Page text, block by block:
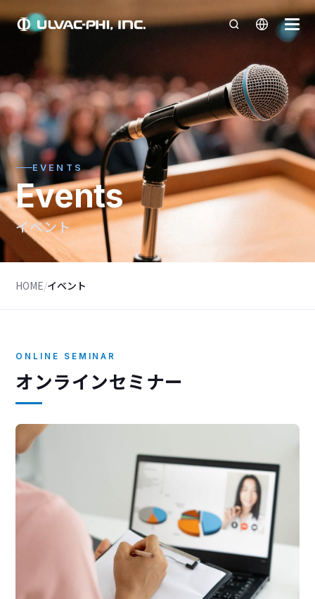
EVENTS
Events
イベント
HOME/イベント
ONLINE SEMINAR
オンラインセミナー